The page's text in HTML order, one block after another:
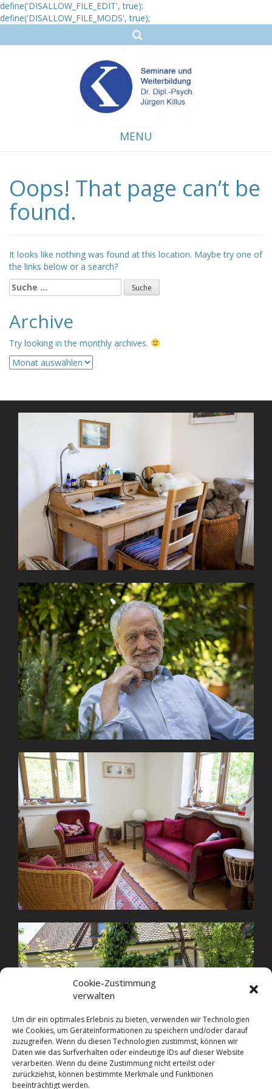
Cookie-Zustimmung
verwalten
Um dir ein optimales Erlebnis zu bieten, verwenden wir Technologien
wie Cookies, um Geräteinformationen zu speichern und/oder darauf
zuzugreifen. Wenn du diesen Technologien zustimmst, können wir
Daten wie das Surfverhalten oder eindeutige IDs auf dieser Website
verarbeiten. Wenn du deine Zustimmung nicht erteilst oder
zurückziehst, können bestimmte Merkmale und Funktionen
beeinträchtigt werden.
define('DISALLOW_FILE_EDIT', true);
define('DISALLOW_FILE_MODS', true);
MENU
to
content
Oops! That page can’t be
found.
It looks like nothing was found at this location. Maybe try one of
the links below or a search?
Suche
nach:
Archive
Try looking in the monthly archives.
Archive